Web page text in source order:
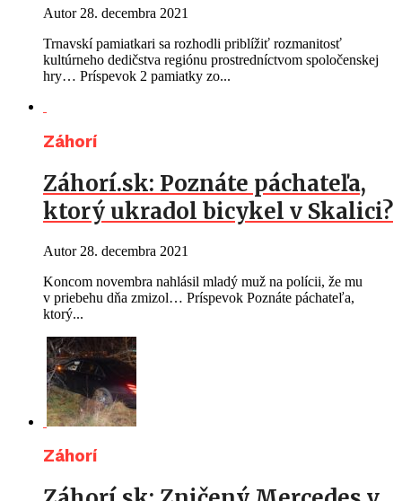
Autor 28. decembra 2021
Trnavskí pamiatkari sa rozhodli priblížiť rozmanitosť
kultúrneho dedičstva regiónu prostredníctvom spoločenskej
hry… Príspevok 2 pamiatky zo...
Záhorí
Záhorí.sk: Poznáte páchateľa,
ktorý ukradol bicykel v Skalici?
Autor 28. decembra 2021
Koncom novembra nahlásil mladý muž na polícii, že mu
v priebehu dňa zmizol… Príspevok Poznáte páchateľa,
ktorý...
Záhorí